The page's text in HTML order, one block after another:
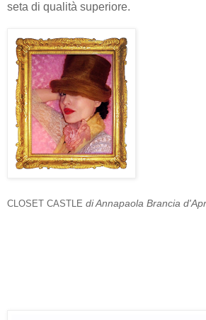
seta di qualità superiore.
CLOSET CASTLE di Annapaola Brancia